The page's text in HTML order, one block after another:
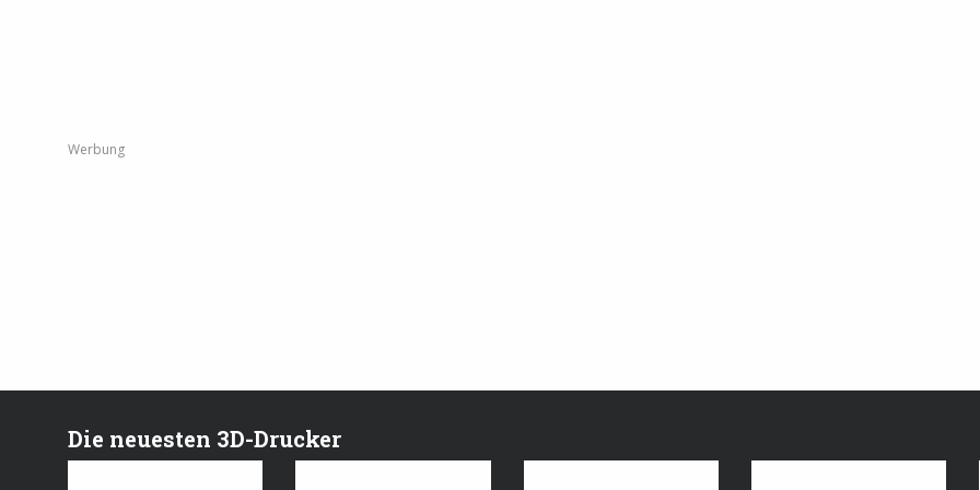
Werbung
Die neuesten 3D-Drucker